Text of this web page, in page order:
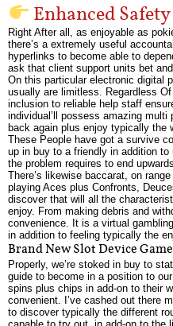
Enhanced
Right After all, as enjoyable as
there’s a extremely useful
hyperlinks to become able to
ask that client support units bet
On this particular electronic digital
usually are limitless. Regardless
inclusion to reliable help staff
individual’ll possess amazing
back again plus enjoy typically the
These People have got a survive
up in buy to a friendly in addition
the problem requires to end
There’s likewise baccarat, on
playing Aces plus Confronts,
discover that will all the
enjoy. From making debris and
convenience. It is a virtual
in addition to feeling typically the
Brand New Slot Device
Properly, we’re stoked in buy to
guide to become in a position to
spins plus chips in add-on to their
convenient. I’ve cashed out there
to discover typically the different